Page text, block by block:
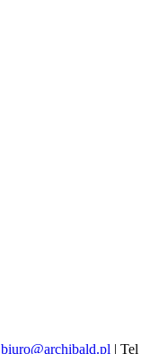
biuro@archibald.pl | Tel